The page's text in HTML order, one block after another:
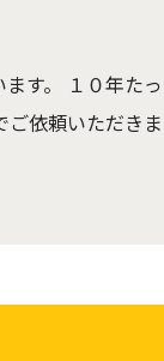
す。 １０年た
依頼いただき